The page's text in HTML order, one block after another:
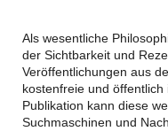
Als wesentliche
der Sichtbarkeit und
Veröffentlichungen aus
kostenfreie und
Publikation kann diese
Suchmaschinen und